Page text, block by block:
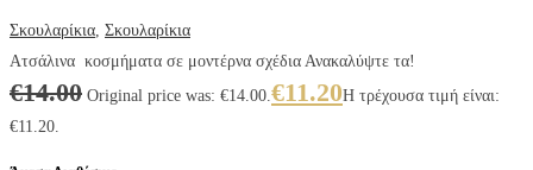
Σκουλαρίκια Σκουλαρίκια
Ατσάλινα κοσμήματα σε μοντέρνα σχέδια Ανακαλύψτε τα!
€14.00 Original price was: €14.00. €11.20Η τρέχουσα τιμή είναι:
€11.20.